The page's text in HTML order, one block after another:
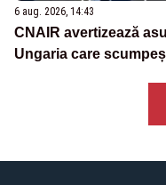
6 aug. 2026, 14:43
CNAIR avertizează
Ungaria care